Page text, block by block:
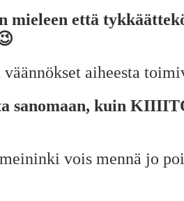
mieleen että
aiheesta
sanomaan, kuin
vois mennä jo